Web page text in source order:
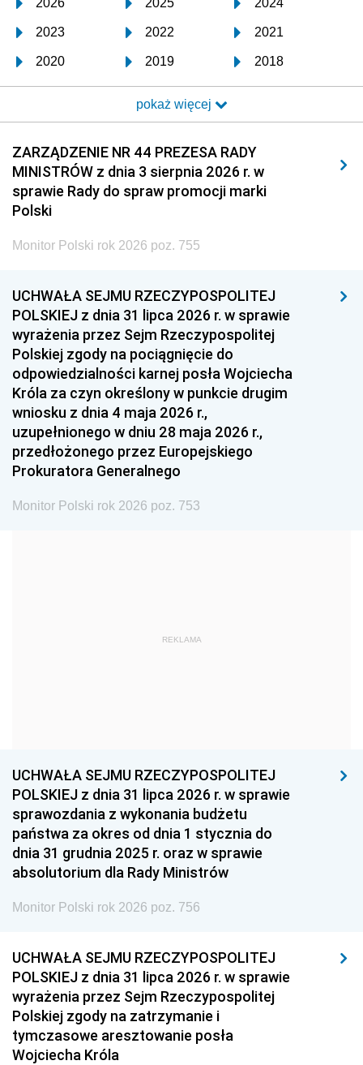
2026 2025 2024
2023 2022 2021
2020 2019 2018
2017 2016 2015
2014 2013 2012
2011 2010 2009
2008 2007 2006
2005
1996 1995 1994
1993 1992 1991
1990 1989
1987 1986 1985
1984 1983
1981 1980 1979
1978 1977
1975 1974
1959
1939 1938 1937
1936 1930
pokaż więcej
ZARZĄDZENIE NR 44 PREZESA RADY
MINISTRÓW z dnia 3 sierpnia 2026 r. w
sprawie Rady do spraw promocji marki
Polski
Monitor Polski rok 2026 poz. 755
UCHWAŁA SEJMU RZECZYPOSPOLITEJ
POLSKIEJ z dnia 31 lipca 2026 r. w sprawie
wyrażenia przez Sejm Rzeczypospolitej
Polskiej zgody na pociągnięcie do
odpowiedzialności karnej posła Wojciecha
Króla za czyn określony w punkcie drugim
wniosku z dnia 4 maja 2026 r.,
uzupełnionego w dniu 28 maja 2026 r.,
przedłożonego przez Europejskiego
Prokuratora Generalnego
Monitor Polski rok 2026 poz. 753
REKLAMA
UCHWAŁA SEJMU RZECZYPOSPOLITEJ
POLSKIEJ z dnia 31 lipca 2026 r. w sprawie
sprawozdania z wykonania budżetu
państwa za okres od dnia 1 stycznia do
dnia 31 grudnia 2025 r. oraz w sprawie
absolutorium dla Rady Ministrów
Monitor Polski rok 2026 poz. 756
UCHWAŁA SEJMU RZECZYPOSPOLITEJ
POLSKIEJ z dnia 31 lipca 2026 r. w sprawie
wyrażenia przez Sejm Rzeczypospolitej
Polskiej zgody na zatrzymanie i
tymczasowe aresztowanie posła
Wojciecha Króla